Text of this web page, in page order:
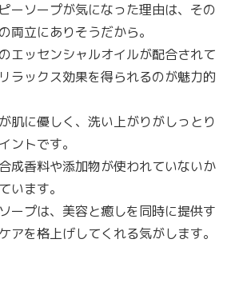
ーソープが気になった理由は、その
両立にありそうだから。
エッセンシャルオイルが配合されて
ラックス効果を得られるのが魅力的
肌に優しく、洗い上がりがしっとり
ントです。
成香料や添加物が使われていないか
います。
ープは、美容と癒しを同時に提供す
アを格上げしてくれる気がします。